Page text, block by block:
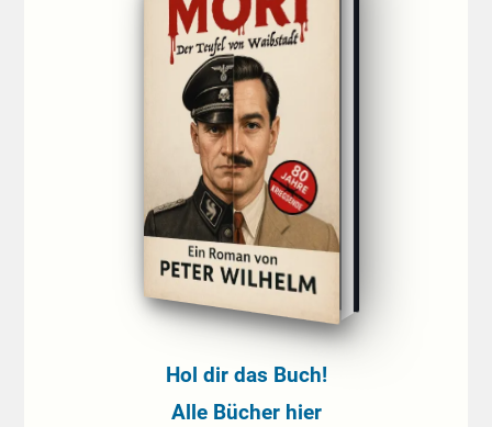
Hol dir das Buch!
Alle Bücher hier